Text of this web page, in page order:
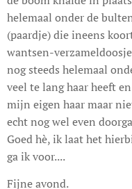
helemaal onder de
(paardje) die ineens
wantsen-
nog steeds helemaal
veel te lang haar heeft
mijn eigen haar maar
echt nog wel even
Goed hè, ik laat het
ga ik voor....
Fijne avond.